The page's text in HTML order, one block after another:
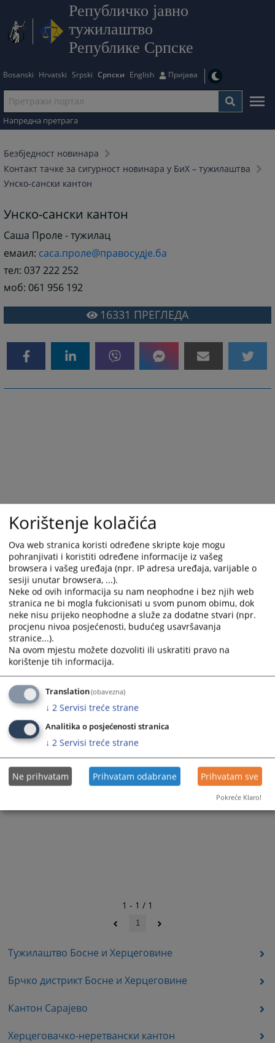
Републичко јавно
тужилаштво
Републике Српске
Bosanski Hrvatski Srpski Српски English Пријава
Напредна претрага
Безбjедност новинара
Контакт тачке за сигурност новинара у БиХ – тужилаштва
Унско-сански кантон
Тужилаштво Босне и Херцеговине
Брчко дистрикт Босне и Херцеговине
Кантон Сарајево
Херцеговачко-неретвански кантон
Унско-сански кантон
Саша Проле - тужилац
емаил: саса.проле@правосудје.ба
тел: 037 222 252
моб: 061 956 192
16331 ПРЕГЛЕДА
1 - 1 / 1
1
Korištenje kolačića
Ova web stranica koristi određene skripte koje mogu
pohranjivati i koristiti određene informacije iz vašeg
browsera i vašeg uređaja (npr. IP adresa uređaja, varijable o
sesiji unutar browsera, ...).
Neke od ovih informacija su nam neophodne i bez njih web
stranica ne bi mogla fukcionisati u svom punom obimu, dok
neke nisu prijeko neophodne a služe za dodatne stvari (npr.
procjenu nivoa posjećenosti, budućeg usavršavanja
stranice...).
Na ovom mjestu možete dozvoliti ili uskratiti pravo na
korištenje tih informacija.
Translation(obavezna)
↓ 2 Servisi treće strane
Analitika o posjećenosti stranica
↓ 2 Servisi treće strane
Ne prihvatam Prihvatam odabrane Prihvatam sve
Pokreće Klaro!